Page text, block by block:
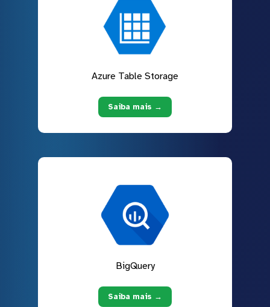
Azure Table Storage
Saiba mais →
BigQuery
Saiba mais →